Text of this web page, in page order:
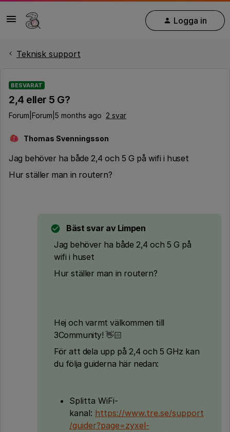
Logga in
Teknisk support
BESVARAT
2,4 eller 5 G?
Forum|Forum|5 months ago 2 svar
T Thomas Svenningsson
Jag behöver ha både 2,4 och 5 G på wifi i huset
Hur ställer man in routern?
Bäst svar av Limpen
Jag behöver ha både 2,4 och 5 G på
wifi i huset
Hur ställer man in routern?
Hej ​och varmt välkommen till
3Community! 👋🏻
För att dela upp på 2,4 och 5 GHz kan
du följa guiderna här nedan:
Splitta WiFi-
kanal: https://www.tre.se/support
/guider?page=zyxel-